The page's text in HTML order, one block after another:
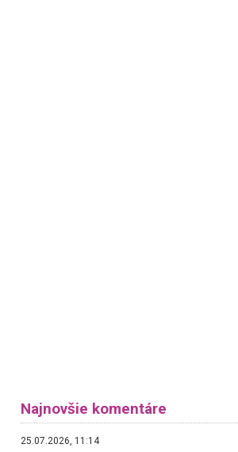
Najnovšie komentáre
25.07.2026, 11:14